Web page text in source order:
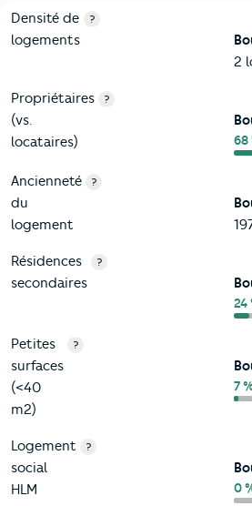
1-Immobilier
Critères Bouzigues
Densité de
logements
?
2
Propriétaires
(vs.
locataires)
?
68
Ancienneté
du
logement
?
Résidences
secondaires
?
24
Petites
surfaces
(<40
m2)
?
7
Logement
social
HLM
?
0